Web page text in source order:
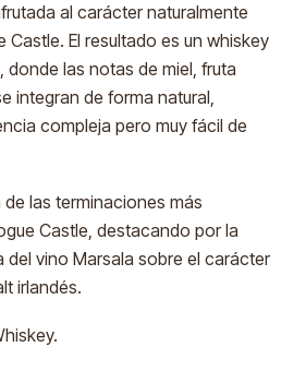
al carácter naturalmente
Castle. El resultado es un whiskey
donde las notas de miel, fruta
integran de forma natural,
compleja pero muy fácil de
las terminaciones más
Castle, destacando por la
del vino Marsala sobre el carácter
irlandés.